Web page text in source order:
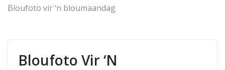
Bloufoto vir ‘n bloumaandag
Bloufoto Vir ‘n